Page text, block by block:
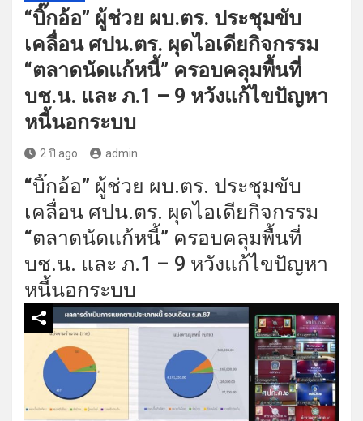
“บิ๊กอ้อ” ผู้ช่วย ผบ.ตร. ประชุมขับ
เคลื่อน ศปน.ตร. ผุดไอเดียกิจกรรม
“ตลาดนัดแก้หนี้” ครอบคลุมพื้นที่
บช.น. และ ภ.1 – 9 หวังแก้ไขปัญหา
หนี้นอกระบบ
2 ปี ago admin
“บิ๊กอ้อ” ผู้ช่วย ผบ.ตร. ประชุมขับ
เคลื่อน ศปน.ตร. ผุดไอเดียกิจกรรม
“ตลาดนัดแก้หนี้” ครอบคลุมพื้นที่
บช.น. และ ภ.1 – 9 หวังแก้ไขปัญหา
หนี้นอกระบบ